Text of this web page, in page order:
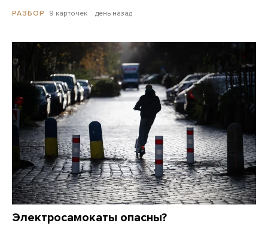
РАЗБОР 9 карточек день назад
Электросамокаты опасны?